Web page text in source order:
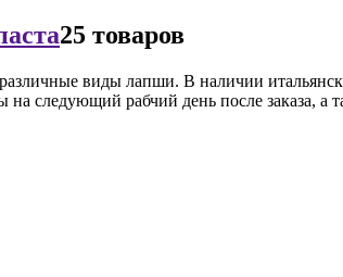
25 товаров
виды лапши. В наличии
следующий рабчий день после заказа, а